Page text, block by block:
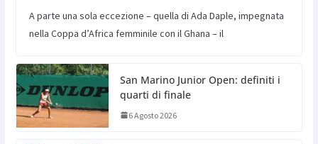
A parte una sola eccezione – quella di Ada Daple, impegnata
nella Coppa d’Africa femminile con il Ghana – il
San Marino Junior Open: definiti i
quarti di finale
6 Agosto 2026